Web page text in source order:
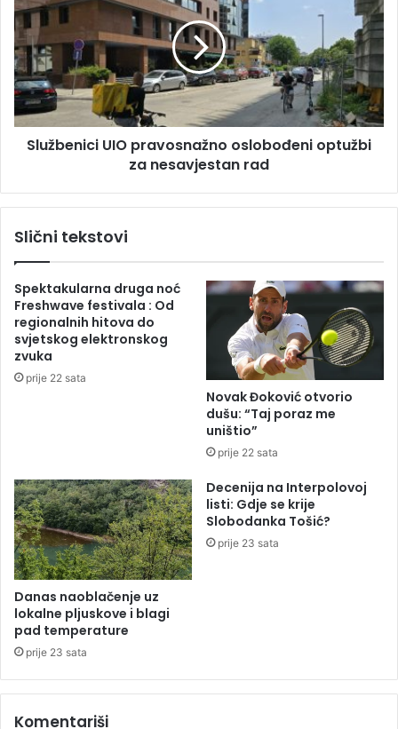
:
P
l
a
s
t
i
r
i
j
e
n
i
,
a
t
r
a
o
u
s
j
e
v
(
I
u
ž
b
e
n
i
c
r
o
s
n
a
n
o
b
o
đ
e
n
i
o
p
t
ž
i
Službenici UIO pravosnažno oslobođeni optužbi
za nesavjestan rad
Slični tekstovi
Spektakularna druga noć
Freshwave festivala : Od
regionalnih hitova do
svjetskog elektronskog
zvuka
prije 22 sata
Novak Đoković otvorio
dušu: “Taj poraz me
uništio”
prije 22 sata
Danas naoblačenje uz
lokalne pljuskove i blagi
pad temperature
prije 23 sata
Decenija na Interpolovoj
listi: Gdje se krije
Slobodanka Tošić?
prije 23 sata
Komentariši